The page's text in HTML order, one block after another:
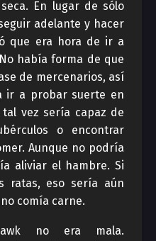
En lugar de sólo
adelante y hacer
que era hora de ir a
había forma de que
de mercenarios, así
ir a probar suerte en
vez sería capaz de
o encontrar
Aunque no podría
aliviar el hambre. Si
ratas, eso sería aún
comía carne.
no era mala.